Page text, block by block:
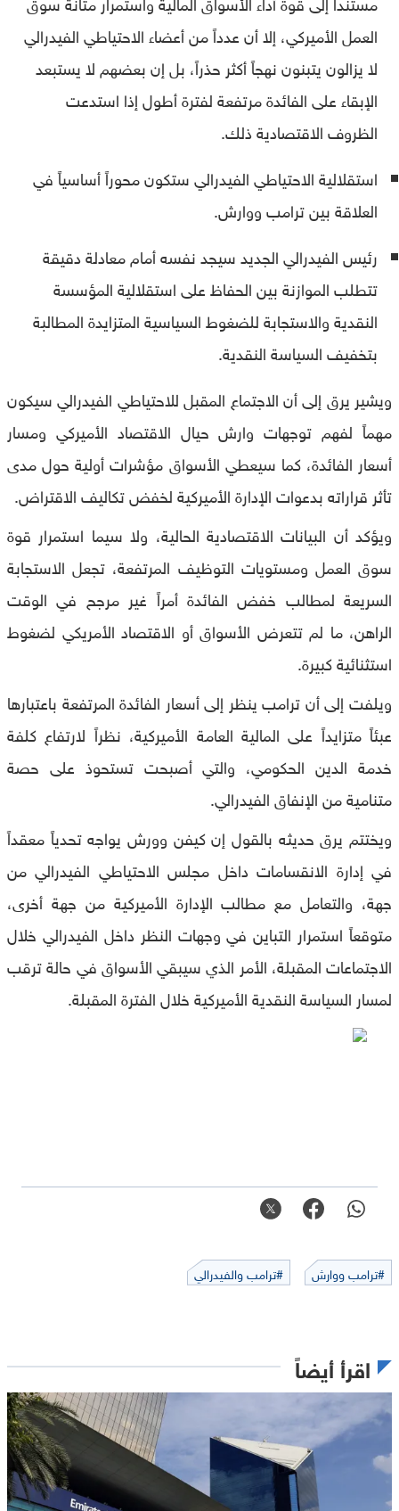
العمل الأميركي، إلا أن عدداً من أعضاء الاحتياطي الفيدرالي
لا يزالون يتبنون نهجاً أكثر حذراً، بل إن بعضهم لا يستبعد
الإبقاء على الفائدة مرتفعة لفترة أطول إذا استدعت
الظروف الاقتصادية ذلك.
استقلالية الاحتياطي الفيدرالي ستكون محوراً أساسياً في
العلاقة بين ترامب ووارش.
رئيس الفيدرالي الجديد سيجد نفسه أمام معادلة دقيقة
تتطلب الموازنة بين الحفاظ على استقلالية المؤسسة
النقدية والاستجابة للضغوط السياسية المتزايدة المطالبة
بتخفيف السياسة النقدية.
ويشير يرق إلى أن الاجتماع المقبل للاحتياطي الفيدرالي سيكون
مهماً لفهم توجهات وارش حيال الاقتصاد الأميركي ومسار
أسعار الفائدة، كما سيعطي الأسواق مؤشرات أولية حول مدى
تأثر قراراته بدعوات الإدارة الأميركية لخفض تكاليف الاقتراض.
ويؤكد أن البيانات الاقتصادية الحالية، ولا سيما استمرار قوة
سوق العمل ومستويات التوظيف المرتفعة، تجعل الاستجابة
السريعة لمطالب خفض الفائدة أمراً غير مرجح في الوقت
الراهن، ما لم تتعرض الأسواق أو الاقتصاد الأمريكي لضغوط
استثنائية كبيرة.
ويلفت إلى أن ترامب ينظر إلى أسعار الفائدة المرتفعة باعتبارها
عبئاً متزايداً على المالية العامة الأميركية، نظراً لارتفاع كلفة
خدمة الدين الحكومي، والتي أصبحت تستحوذ على حصة
متنامية من الإنفاق الفيدرالي.
ويختتم يرق حديثه بالقول إن كيفن وورش يواجه تحدياً معقداً
في إدارة الانقسامات داخل مجلس الاحتياطي الفيدرالي من
جهة، والتعامل مع مطالب الإدارة الأميركية من جهة أخرى،
متوقعاً استمرار التباين في وجهات النظر داخل الفيدرالي خلال
الاجتماعات المقبلة، الأمر الذي سيبقي الأسواق في حالة ترقب
لمسار السياسة النقدية الأميركية خلال الفترة المقبلة.
#ترامب ووارش #ترامب والفيدرالي
اقرأ أيضاً